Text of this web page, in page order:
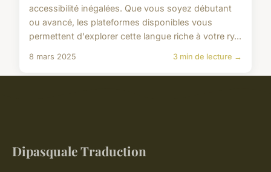
accessibilité inégalées. Que vous soyez débutant
ou avancé, les plateformes disponibles vous
permettent d'explorer cette langue riche à votre ry...
8 mars 2025 3 min de lecture →
Dipasquale Traduction